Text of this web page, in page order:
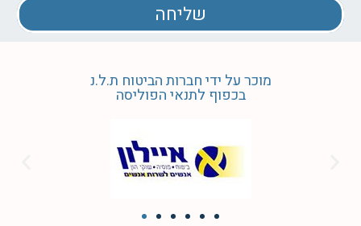
שליחה
מוכר על ידי חברות הביטוח ת.ל.נ
בכפוף לתנאי הפוליסה